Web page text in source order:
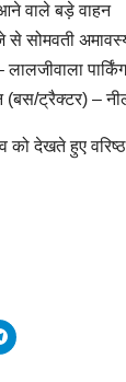
वाले बड़े वाहन
सोमवती
पार्किंग
ट्रैक्टर) –
को देखते हुए